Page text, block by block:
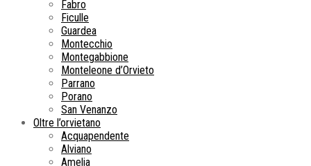
Fabro
Ficulle
Guardea
Montecchio
Montegabbione
Monteleone d’Orvieto
Parrano
Porano
San Venanzo
Oltre l’orvietano
Acquapendente
Alviano
Amelia